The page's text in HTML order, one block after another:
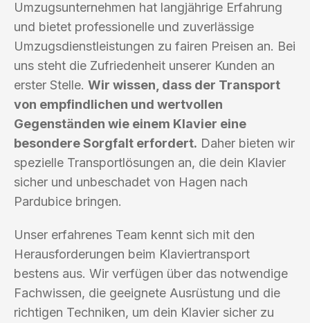
Umzugsunternehmen hat langjährige Erfahrung
und bietet professionelle und zuverlässige
Umzugsdienstleistungen zu fairen Preisen an. Bei
uns steht die Zufriedenheit unserer Kunden an
erster Stelle. Wir wissen, dass der Transport
von empfindlichen und wertvollen
Gegenständen wie einem Klavier eine
besondere Sorgfalt erfordert. Daher bieten wir
spezielle Transportlösungen an, die dein Klavier
sicher und unbeschadet von Hagen nach
Pardubice bringen.
Unser erfahrenes Team kennt sich mit den
Herausforderungen beim Klaviertransport
bestens aus. Wir verfügen über das notwendige
Fachwissen, die geeignete Ausrüstung und die
richtigen Techniken, um dein Klavier sicher zu